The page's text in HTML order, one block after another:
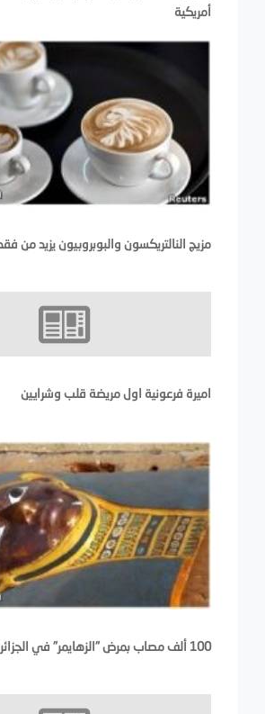
أمريكية
مزيج النالتريكسون والبوبروبيون يزيد من
اميرة فرعونية اول مريضة قلب وشرايين
100 ألف مصاب بمرض "الزهايمر" في الجزائر